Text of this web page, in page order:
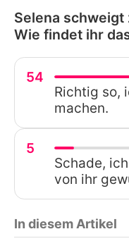
Selena
Wie findet ihr
54
Richtig so,
machen.
5
Schade,
von ihr
In diesem Artikel